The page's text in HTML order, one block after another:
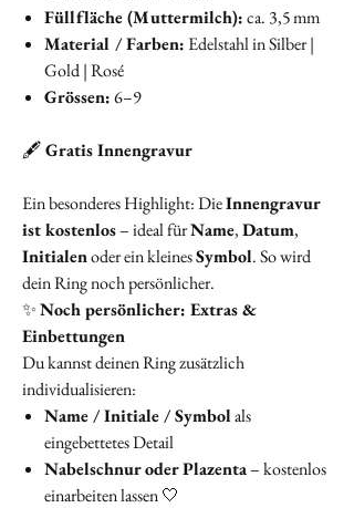
Füllfläche (Muttermilch):ca. 3,5 mm
Material / Farben:Edelstahl in Silber |
Gold | Rosé
Grössen:6–9
🖋️Gratis Innengravur
Ein besonderes Highlight: DieInnengravur
ist kostenlos– ideal fürName,Datum,
Initialenoder ein kleinesSymbol. So wird
dein Ring noch persönlicher.
✨Noch persönlicher: Extras &
Einbettungen
Du kannst deinen Ring zusätzlich
individualisieren:
Name / Initiale / Symbolals
eingebettetes Detail
Nabelschnur oder Plazenta– kostenlos
einarbeiten lassen 🤍